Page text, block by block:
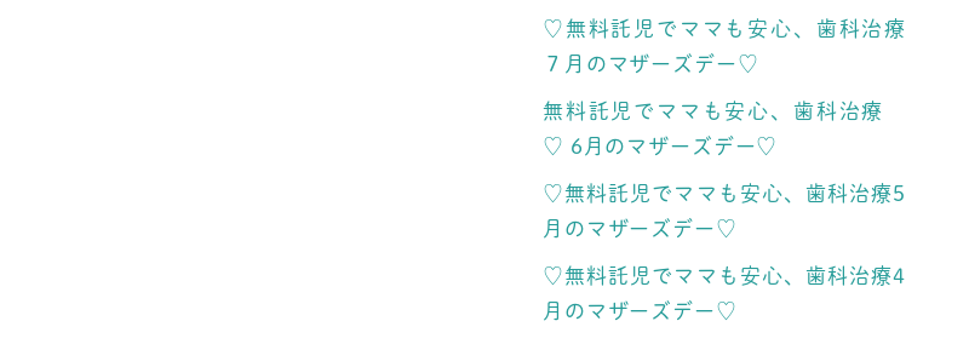
♡無料託児でママも安心、歯科治療
７月のマザーズデー♡
無料託児でママも安心、歯科治療
♡ 6月のマザーズデー♡
♡無料託児でママも安心、歯科治療5
月のマザーズデー♡
♡無料託児でママも安心、歯科治療4
月のマザーズデー♡